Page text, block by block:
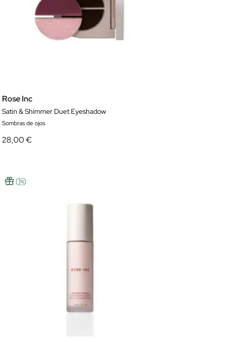
Rose Inc
Satin & Shimmer Duet Eyeshadow
Sombras de ojos
28,00 €